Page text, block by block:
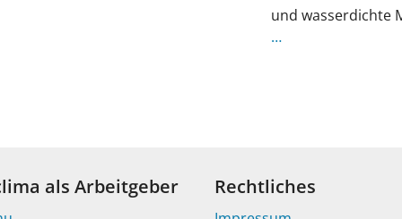
und wasserdichte
…
als Arbeitgeber Rechtliches